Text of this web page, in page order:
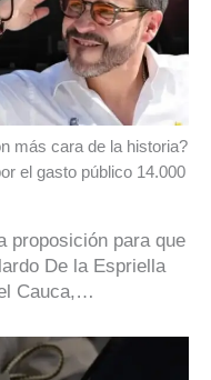
más cara de la historia?
el gasto público 14.000
proposición para que
De la Espriella
Cauca,…